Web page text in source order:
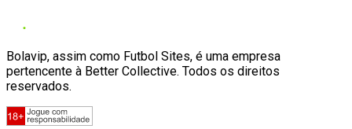
Bolavip, assim como Futbol Sites, é uma empresa
pertencente à Better Collective. Todos os direitos
reservados.